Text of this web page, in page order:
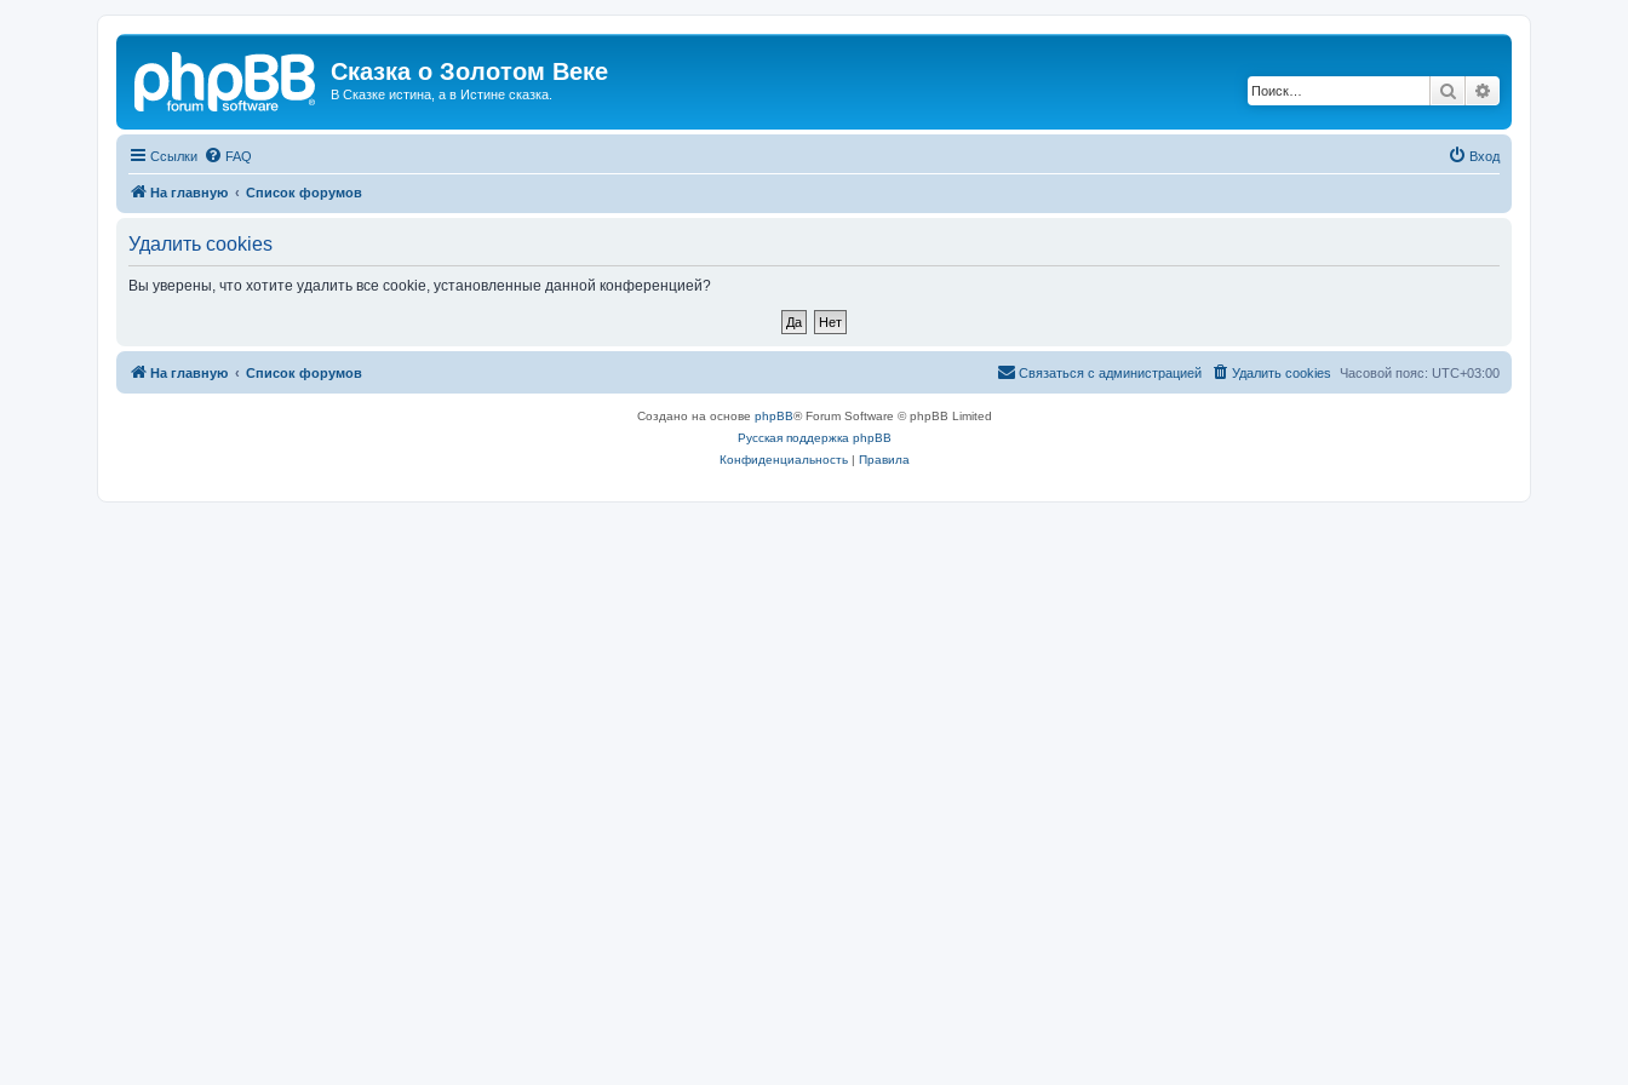
Сказка о Золотом Веке
В Сказке истина, а в Истине сказка. Поиск
Ссылки FAQ Вход
На главную Список форумов
Удалить cookies
Вы уверены, что хотите удалить все cookie, установленные данной конференцией?
На главную Список форумов Часовой пояс: UTC+03:00
Удалить cookies
Связаться с администрацией
Создано на основе phpBB® Forum Software © phpBB Limited
Русская поддержка phpBB
Конфиденциальность| Правила